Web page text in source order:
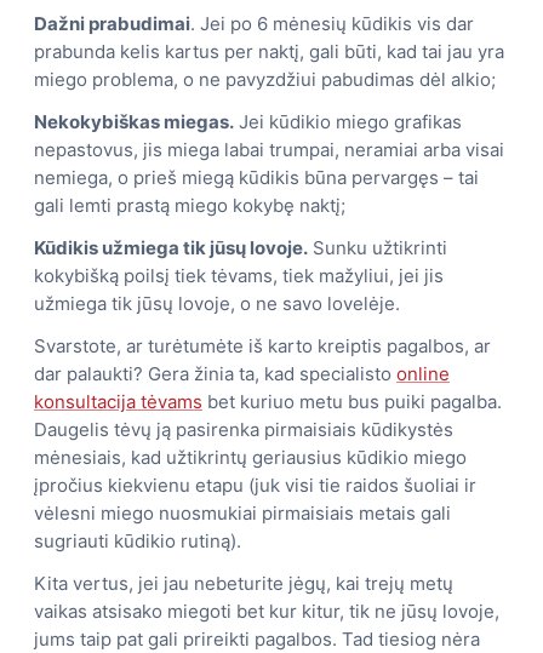
Dažni prabudimai. Jei po 6 mėnesių kūdikis vis dar
prabunda kelis kartus per naktį, gali būti, kad tai jau yra
miego problema, o ne pavyzdžiui pabudimas dėl alkio;
Nekokybiškas miegas. Jei kūdikio miego grafikas
nepastovus, jis miega labai trumpai, neramiai arba visai
nemiega, o prieš miegą kūdikis būna pervargęs – tai
gali lemti prastą miego kokybę naktį;
Kūdikis užmiega tik jūsų lovoje. Sunku užtikrinti
kokybišką poilsį tiek tėvams, tiek mažyliui, jei jis
užmiega tik jūsų lovoje, o ne savo lovelėje.
Svarstote, ar turėtumėte iš karto kreiptis pagalbos, ar
dar palaukti? Gera žinia ta, kad specialisto online
konsultacija tėvams bet kuriuo metu bus puiki pagalba.
Daugelis tėvų ją pasirenka pirmaisiais kūdikystės
mėnesiais, kad užtikrintų geriausius kūdikio miego
įpročius kiekvienu etapu (juk visi tie raidos šuoliai ir
vėlesni miego nuosmukiai pirmaisiais metais gali
sugriauti kūdikio rutiną).
Kita vertus, jei jau nebeturite jėgų, kai trejų metų
vaikas atsisako miegoti bet kur kitur, tik ne jūsų lovoje,
jums taip pat gali prireikti pagalbos. Tad tiesiog nėra